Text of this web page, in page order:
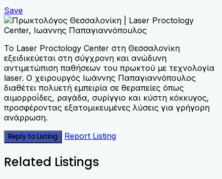
Save
Το Laser Proctology Center στη Θεσσαλονίκη
εξειδικεύεται στη σύγχρονη και ανώδυνη
αντιμετώπιση παθήσεων του πρωκτού με τεχνολογία
laser. Ο χειρουργός Ιωάννης Παπαγιαννόπουλος
διαθέτει πολυετή εμπειρία σε θεραπείες όπως
αιμορροΐδες, ραγάδα, συρίγγιο και κύστη κόκκυγος,
προσφέροντας εξατομικευμένες λύσεις για γρήγορη
ανάρρωση.
Reply to Listing Report Listing
Related Listings